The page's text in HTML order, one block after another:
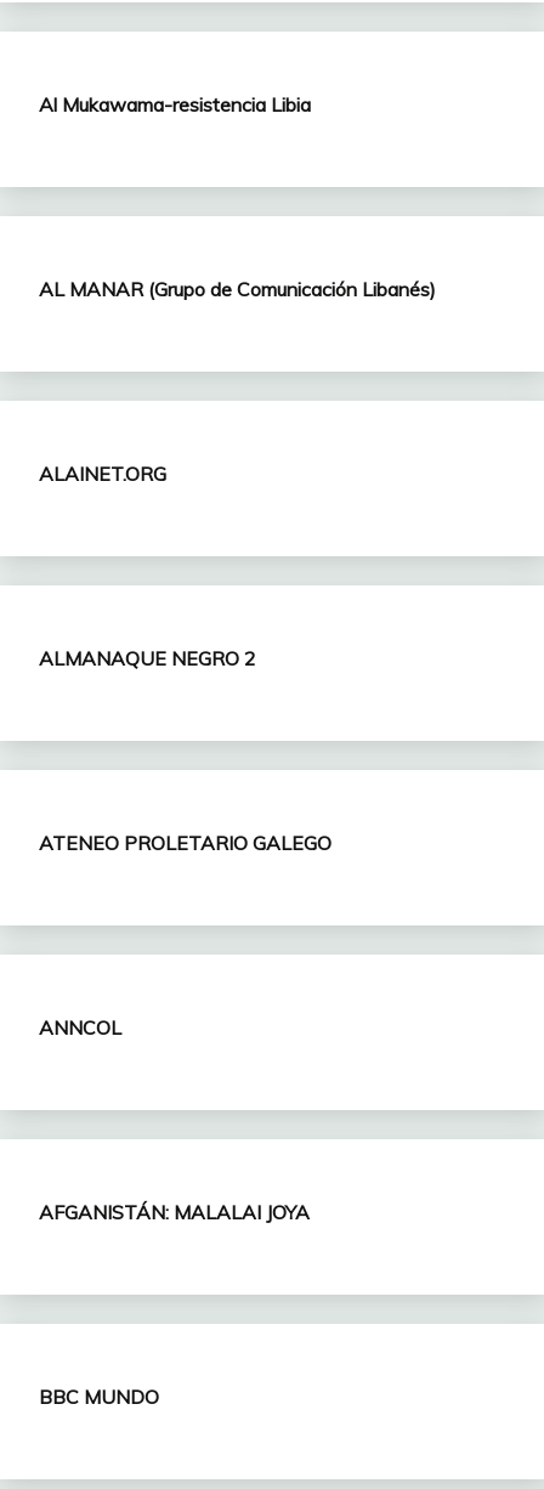
Al Mukawama-resistencia Libia
AL MANAR (Grupo de Comunicación Libanés)
ALAINET.ORG
ALMANAQUE NEGRO 2
ATENEO PROLETARIO GALEGO
ANNCOL
AFGANISTÁN: MALALAI JOYA
BBC MUNDO